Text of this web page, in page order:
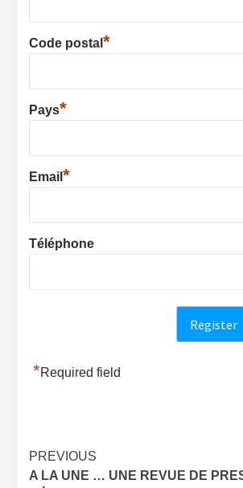
Code postal *
Pays*
Email *
Téléphone
*Required field
Post
PREVIOUS
A LA UNE … UNE REVUE DE